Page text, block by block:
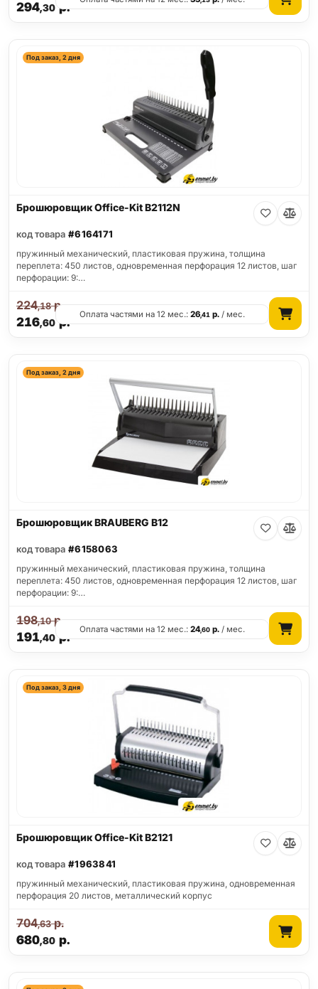
294,30р.
Под заказ, 2 дня
Брошюровщик Office-Kit B2112N
код товара #6164171
пружинный механический, пластиковая пружина, толщина
переплета: 450 листов, одновременная перфорация 12 листов, шаг
перфорации: 9:…
216,60р.
224,18р.
Оплата частями на 12 мес.:26,41 р. / мес.
Под заказ, 2 дня
Брошюровщик BRAUBERG B12
код товара #6158063
пружинный механический, пластиковая пружина, толщина
переплета: 450 листов, одновременная перфорация 12 листов, шаг
перфорации: 9:…
191,40р.
198,10р.
Оплата частями на 12 мес.:24,60 р. / мес.
Под заказ, 3 дня
Брошюровщик Office-Kit B2121
код товара #1963841
пружинный механический, пластиковая пружина, одновременная
перфорация 20 листов, металлический корпус
680,80р.
704,63р.